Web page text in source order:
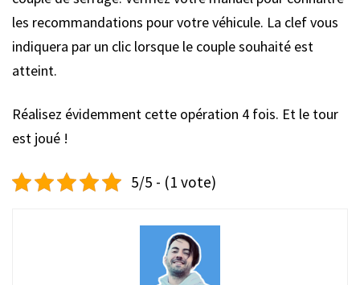
les recommandations pour votre véhicule. La clef vous
indiquera par un clic lorsque le couple souhaité est
atteint.
Réalisez évidemment cette opération 4 fois. Et le tour
est joué !
5/5 - (1 vote)